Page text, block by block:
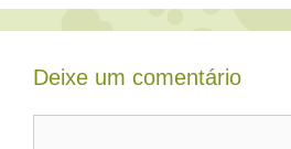
Deixe um comentário